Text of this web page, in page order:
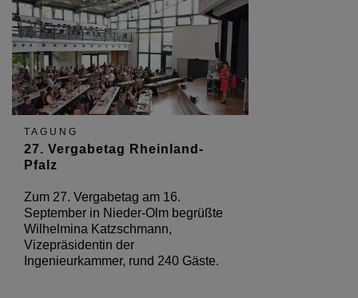
TAGUNG
27. Vergabetag Rheinland-
Pfalz
Zum 27. Vergabetag am 16.
September in Nieder-Olm begrüßte
Wilhelmina Katzschmann,
Vizepräsidentin der
Ingenieurkammer, rund 240 Gäste.